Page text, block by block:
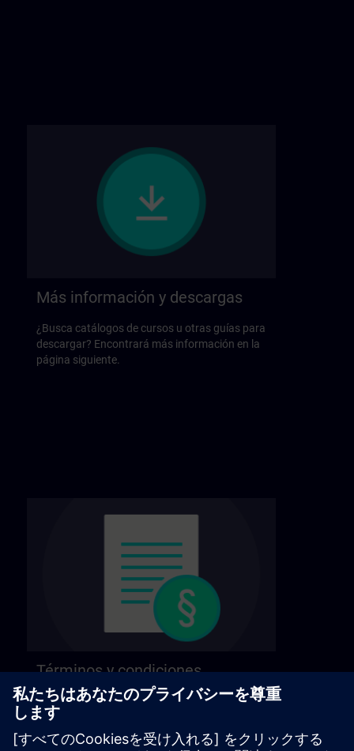
Más información y descargas
¿Busca catálogos de cursos u otras guías para
descargar? Encontrará más información en la
página siguiente.
Términos y condiciones
generales
Consulte nuestros términos y condiciones
generales en la página siguiente.